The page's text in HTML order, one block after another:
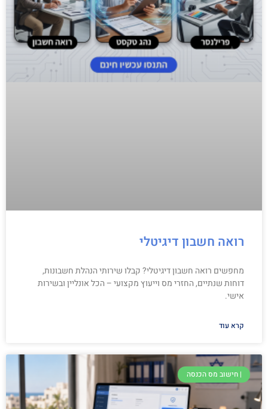
רואה חשבון דיגיטלי
מחפשים רואה חשבון דיגיטלי? קבלו שירותי הנהלת חשבונות,
דוחות שנתיים, החזרי מס וייעוץ מקצועי – הכל אונליין ובשירות
אישי.
קרא עוד
| חישוב מס הכנסה